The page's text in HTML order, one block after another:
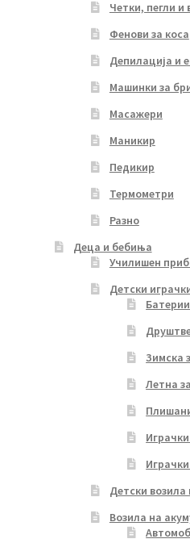
Четки, пегли и
Фенови за коса
Депилација и
Машинки за
Масажери
Маникир
Педикир
Термометри
Разно
Деца и бебиња
Училишен
Детски
Зимска
Летна
Детски
Возила на